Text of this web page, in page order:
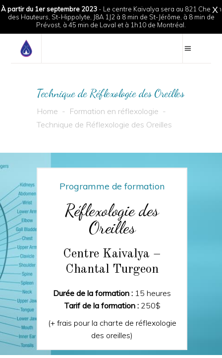
X
À partir du 1er septembre 2023- Le centre Kaivalya sera au 821 Chemin
des Hauteurs, St-Hippolyte, J8A 1J2 à 8 min de St-Jérôme, à 8 min de
Prévost, à 45 min de Laval et à 1h10 de Montréal.
Technique de Réflexologie des Oreilles
Home - Formation en réflexologie -
Technique de Réflexologie des Oreilles
Programme de formation
Réflexologie des
Oreilles
Centre Kaivalya –
Chantal Turgeon
Durée de la formation : 15 heures
Tarif de la formation :250$
(+ frais pour la charte de réflexologie
des oreilles)